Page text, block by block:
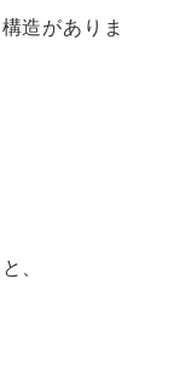
造がありま
、